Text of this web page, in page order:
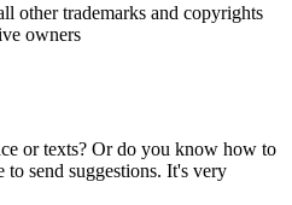
other trademarks and copyrights
owners
or texts? Or do you know how to
send suggestions. It's very